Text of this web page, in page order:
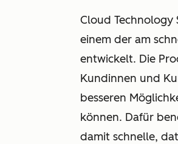
Cloud Technology
einem der am
entwickelt. Die
Kundinnen und
besseren
können. Dafür
damit schnelle,